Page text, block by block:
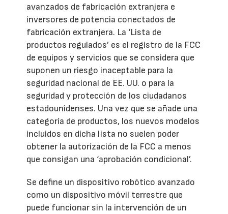
avanzados de fabricación extranjera e
inversores de potencia conectados de
fabricación extranjera. La ‘Lista de
productos regulados’ es el registro de la FCC
de equipos y servicios que se considera que
suponen un riesgo inaceptable para la
seguridad nacional de EE. UU. o para la
seguridad y protección de los ciudadanos
estadounidenses. Una vez que se añade una
categoría de productos, los nuevos modelos
incluidos en dicha lista no suelen poder
obtener la autorización de la FCC a menos
que consigan una ‘aprobación condicional’.
Se define un dispositivo robótico avanzado
como un dispositivo móvil terrestre que
puede funcionar sin la intervención de un